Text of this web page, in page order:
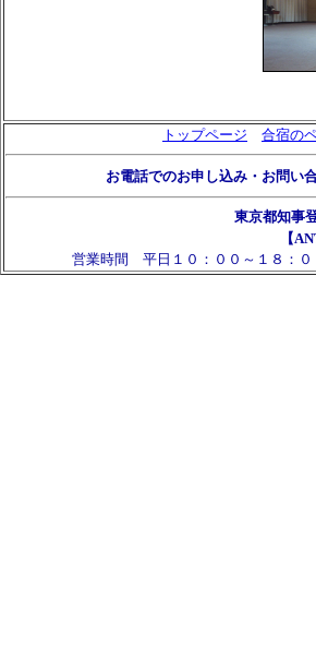
トップページ 合宿の
お電話でのお申し込み・お問い
東京都知事
【
営業時間 平日１０：００～１８：